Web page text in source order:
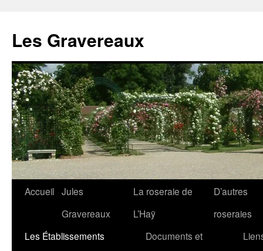
contenu
Les Gravereaux
Accueil Jules
Gravereaux
La roseraie de
L’Haÿ
D’autres
roseraies
Les Établissements
Documents et